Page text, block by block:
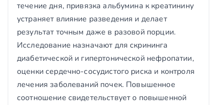
течение дня, привязка альбумина к креатинину
устраняет влияние разведения и делает
результат точным даже в разовой порции.
Исследование назначают для скрининга
диабетической и гипертонической нефропатии,
оценки сердечно-сосудистого риска и контроля
лечения заболеваний почек. Повышенное
соотношение свидетельствует о повышенной